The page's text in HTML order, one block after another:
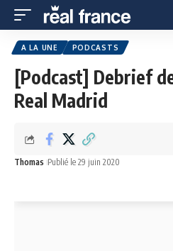
A LA UNE PODCASTS
[Podcast] Debrief
Real Madrid
Thomas Publié le 29 juin 2020